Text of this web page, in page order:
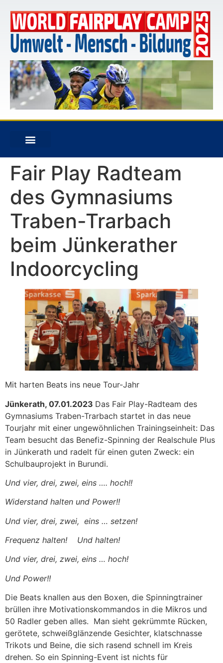
Fair Play Radteam
des Gymnasiums
Traben-Trarbach
beim Jünkerather
Indoorcycling
Mit harten Beats ins neue Tour-Jahr
Jünkerath, 07.01.2023 Das Fair Play-Radteam des
Gymnasiums Traben-Trarbach startet in das neue
Tourjahr mit einer ungewöhnlichen Trainingseinheit: Das
Team besucht das Benefiz-Spinning der Realschule Plus
in Jünkerath und radelt für einen guten Zweck: ein
Schulbauprojekt in Burundi.
Und vier, drei, zwei, eins …. hoch!!
Widerstand halten und Power!!
Und vier, drei, zwei, eins … setzen!
Frequenz halten! Und halten!
Und vier, drei, zwei, eins … hoch!
Und Power!!
Die Beats knallen aus den Boxen, die Spinningtrainer
brüllen ihre Motivationskommandos in die Mikros und
50 Radler geben alles. Man sieht gekrümmte Rücken,
gerötete, schweißglänzende Gesichter, klatschnasse
Trikots und Beine, die sich rasend schnell im Kreis
drehen. So ein Spinning-Event ist nichts für